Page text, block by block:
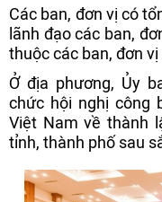
Các ban, đơn vị có
lãnh đạo các ban,
thuộc các ban, đơn
Ở địa phương, Ủy
chức hội nghị công
Việt Nam về thành
tỉnh, thành phố sau